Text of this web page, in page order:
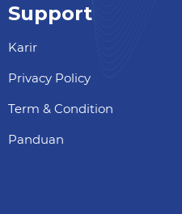
Support
Karir
Privacy Policy
Term & Condition
Panduan